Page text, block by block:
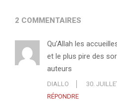
2 COMMENTAIRES
Qu’Allah les
et le plus pire des
auteurs
DIALLO 30.
RÉPONDRE